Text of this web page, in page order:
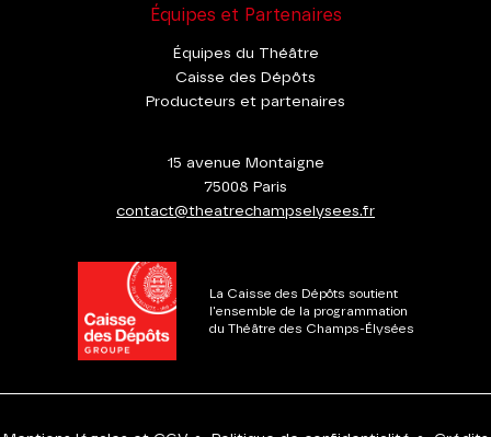
Équipes et Partenaires
Équipes du Théâtre
Caisse des Dépôts
Producteurs et partenaires
15 avenue Montaigne
75008 Paris
contact@theatrechampselysees.fr
La Caisse des Dépôts soutient
l'ensemble de la programmation
du Théâtre des Champs-Élysées